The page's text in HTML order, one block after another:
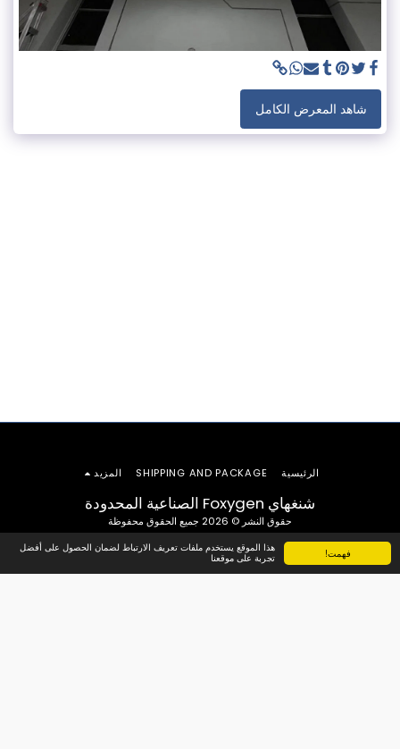
فهمت!
هذا الموقع يستخدم ملفات تعريف الارتباط لضمان الحصول على أفضل
تجربة على موقعنا
شاهد المعرض الكامل
شنغهاي Foxygen الصناعية المحدودة
حقوق النشر © 2026 جميع الحقوق محفوظة
الرئيسية SHIPPING AND PACKAGE المزيد